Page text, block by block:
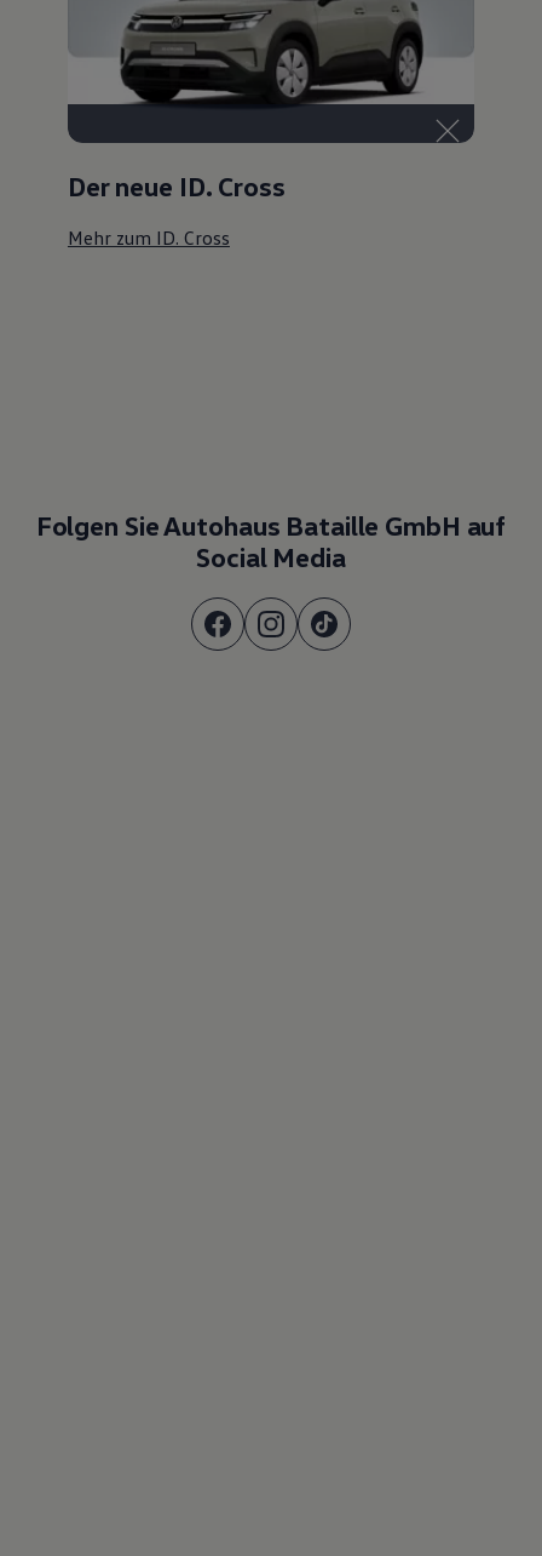
Der neue ID. Cross
Mehr zum ID. Cross
Folgen Sie Autohaus Bataille GmbH auf
Social Media